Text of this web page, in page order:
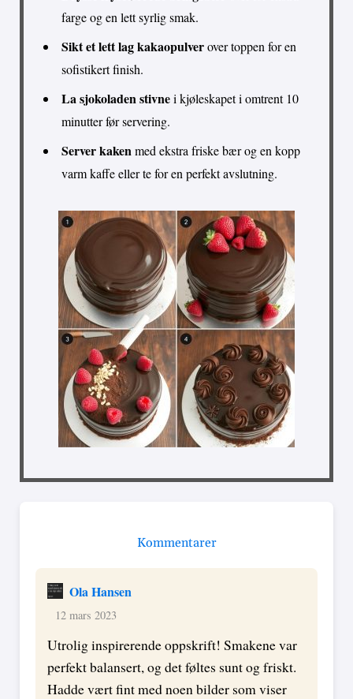
farge og en lett syrlig smak.
Sikt et lett lag kakaopulverover toppen for en
sofistikert finish.
La sjokoladen stivnei kjøleskapet i omtrent 10
minutter før servering.
Server kakenmed ekstra friske bær og en kopp
varm kaffe eller te for en perfekt avslutning.
Kommentarer
Ola Hansen
12 mars 2023
Utrolig inspirerende oppskrift! Smakene var
perfekt balansert, og det føltes sunt og friskt.
Hadde vært fint med noen bilder som viser